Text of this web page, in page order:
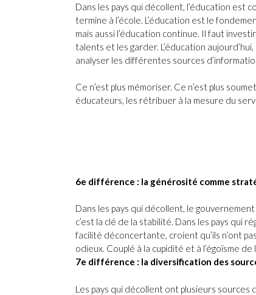
Dans les pays qui décollent, l’éducation est
termine à l’école. L’éducation est le
mais aussi l’éducation continue. Il faut
talents et les garder. L’éducation
analyser les différentes sources
Ce n’est plus mémoriser. Ce n’est plus
éducateurs, les rétribuer à la mesure du
6e différence : la générosité comme
Dans les pays qui décollent, le
c’est la clé de la stabilité. Dans les pays qui
facilité déconcertante, croient qu’ils n’ont
odieux. Couplé à la cupidité et à l’égoïsme
7e différence : la diversification des
Les pays qui décollent ont plusieurs